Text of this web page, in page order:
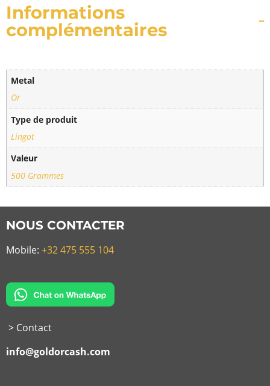
Informations
complémentaires
Metal
Or
Type de produit
Lingot
Valeur
500 Grammes
NOUS CONTACTER
Mobile: +32 475 555 104
> Contact
info@goldorcash.com